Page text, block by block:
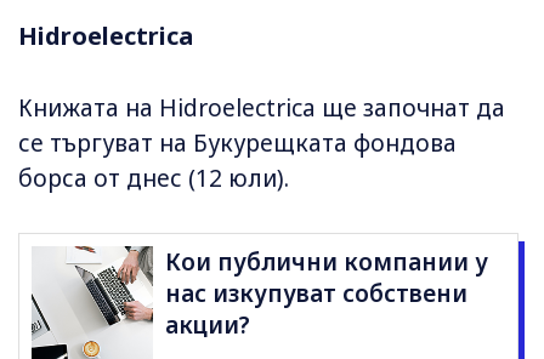
Hidroelectrica
Книжата на Hidroelectrica ще започнат да
се търгуват на Букурещката фондова
борса от днес (12 юли).
Кои публични компании у
нас изкупуват собствени
акции?